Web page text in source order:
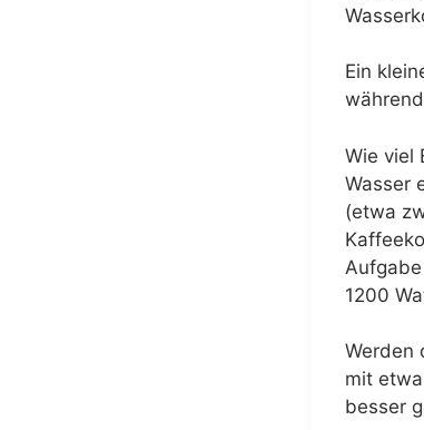
Ein
Wie viel
Wasser
(etwa
1200
Werden
mit
besser